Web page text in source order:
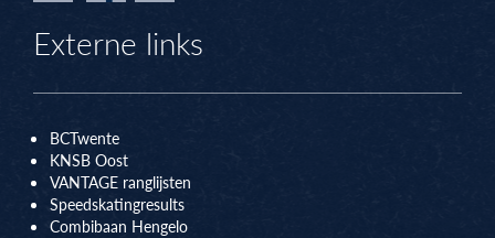
Externe links
BCTwente
KNSB Oost
VANTAGE ranglijsten
Speedskatingresults
Combibaan Hengelo